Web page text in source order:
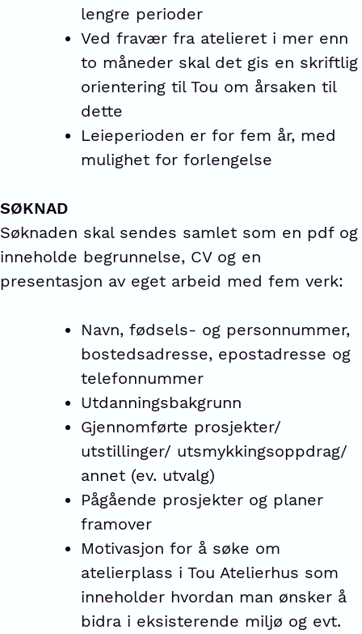
lengre perioder
Ved fravær fra atelieret i mer enn
to måneder skal det gis en skriftlig
orientering til Tou om årsaken til
dette
Leieperioden er for fem år, med
mulighet for forlengelse
SØKNAD
Søknaden skal sendes samlet som en pdf og
inneholde begrunnelse, CV og en
presentasjon av eget arbeid med fem verk:
Navn, fødsels- og personnummer,
bostedsadresse, epostadresse og
telefonnummer
Utdanningsbakgrunn
Gjennomførte prosjekter/
utstillinger/ utsmykkingsoppdrag/
annet (ev. utvalg)
Pågående prosjekter og planer
framover
Motivasjon for å søke om
atelierplass i Tou Atelierhus som
inneholder hvordan man ønsker å
bidra i eksisterende miljø og evt.